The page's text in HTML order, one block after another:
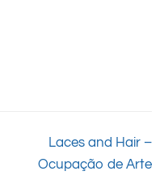
Laces and Hair –
Ocupação de Arte